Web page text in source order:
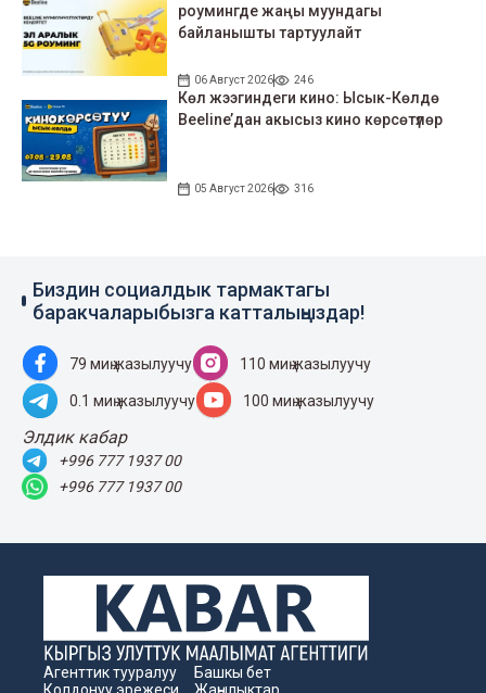
роумингде жаңы муундагы
байланышты тартуулайт
06 Август 2026 246
Көл жээгиндеги кино: Ысык-Көлдө
Beeline’дан акысыз кино көрсөтүлөр
05 Август 2026 316
Биздин социалдык тармактагы
баракчаларыбызга катталыңыздар!
79 миң жазылуучу 110 миң жазылуучу
0.1 миң жазылуучу 100 миң жазылуучу
Элдик кабар
+996 777 1937 00
+996 777 1937 00
Агенттик тууралуу
Колдонуу эрежеси
Башкы бет
Жаңылыктар